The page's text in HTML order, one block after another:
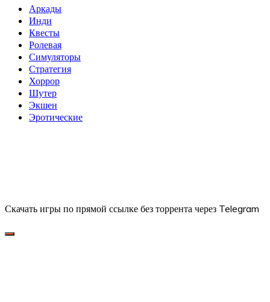
Аркады
Инди
Квесты
Ролевая
Симуляторы
Стратегия
Хоррор
Шутер
Экшен
Эротические
Скачать игры по прямой ссылке без торрента через Telegram